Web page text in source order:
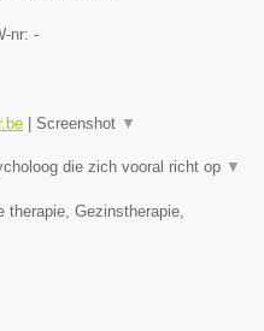
nr: -
| Screenshot ▼
die zich vooral richt op ▼
Gezinstherapie,